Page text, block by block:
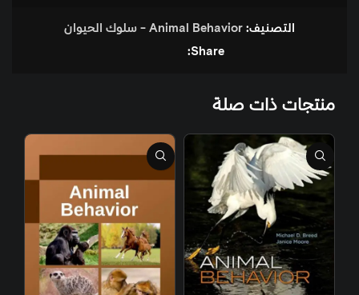
التصنيف: Animal Behavior - سلوك الحيوان
Share:
منتجات ذات صلة